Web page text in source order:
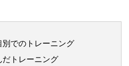
でのトレーニング
トレーニング